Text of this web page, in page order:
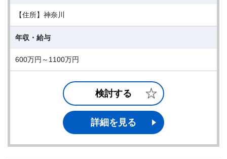
【住所】神奈川
年収・給与
600万円～1100万円
検討する
詳細を見る